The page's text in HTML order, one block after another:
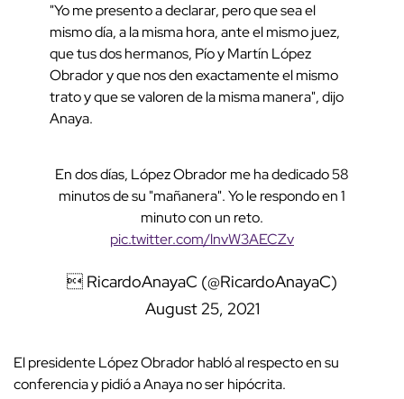
"Yo me presento a declarar, pero que sea el
mismo día, a la misma hora, ante el mismo juez,
que tus dos hermanos, Pío y Martín López
Obrador y que nos den exactamente el mismo
trato y que se valoren de la misma manera", dijo
Anaya.
En dos días, López Obrador me ha dedicado 58
minutos de su "mañanera". Yo le respondo en 1
minuto con un reto.
pic.twitter.com/lnvW3AECZv
 RicardoAnayaC (@RicardoAnayaC)
August 25, 2021
El presidente López Obrador habló al respecto en su
conferencia y pidió a Anaya no ser hipócrita.